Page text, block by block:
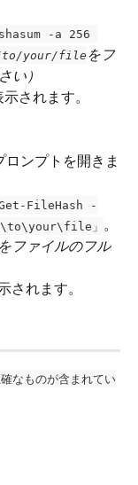
shasum -a 256
to/your/fileをフ
い）
されます。
ンプトを開きま
FileHash -
」 。
をファイルのフル
されます。
なものが含まれてい